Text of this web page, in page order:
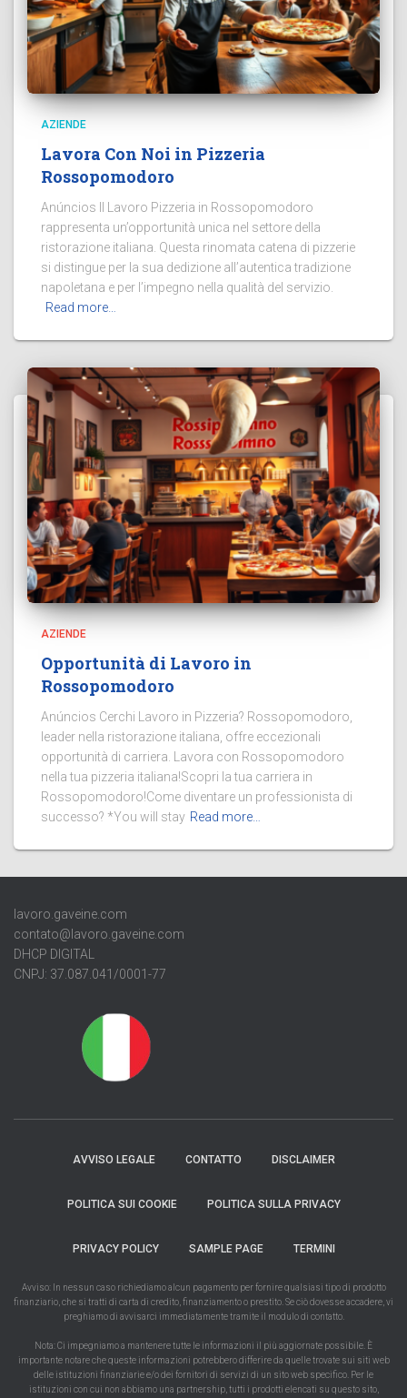
AZIENDE
Lavora Con Noi in Pizzeria
Rossopomodoro
Anúncios Il Lavoro Pizzeria in Rossopomodoro
rappresenta un’opportunità unica nel settore della
ristorazione italiana. Questa rinomata catena di pizzerie
si distingue per la sua dedizione all’autentica tradizione
napoletana e per l’impegno nella qualità del servizio.
Read more…
AZIENDE
Opportunità di Lavoro in
Rossopomodoro
Anúncios Cerchi Lavoro in Pizzeria? Rossopomodoro,
leader nella ristorazione italiana, offre eccezionali
opportunità di carriera. Lavora con Rossopomodoro
nella tua pizzeria italiana!Scopri la tua carriera in
Rossopomodoro!Come diventare un professionista di
successo? *You will stay Read more…
lavoro.gaveine.com
contato@lavoro.gaveine.com
DHCP DIGITAL
CNPJ: 37.087.041/0001-77
AVVISO LEGALE CONTATTO DISCLAIMER
POLITICA SUI COOKIE POLITICA SULLA PRIVACY
PRIVACY POLICY SAMPLE PAGE TERMINI
Avviso: In nessun caso richiediamo alcun pagamento per fornire qualsiasi tipo di prodotto
finanziario, che si tratti di carta di credito, finanziamento o prestito. Se ciò dovesse accadere, vi
preghiamo di avvisarci immediatamente tramite il modulo di contatto.
Nota: Ci impegniamo a mantenere tutte le informazioni il più aggiornate possibile. È
importante notare che queste informazioni potrebbero differire da quelle trovate sui siti web
delle istituzioni finanziarie e/o dei fornitori di servizi di un sito web specifico. Per le
istituzioni con cui non abbiamo una partnership, tutti i prodotti elencati su questo sito,